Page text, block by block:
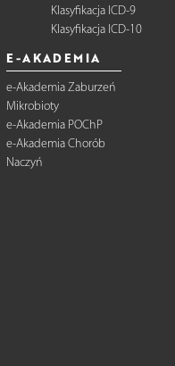
Klasyfikacja ICD-9
Klasyfikacja ICD-10
E-AKADEMIA
e-Akademia Zaburzeń
Mikrobioty
e-Akademia POChP
e-Akademia Chorób
Naczyń